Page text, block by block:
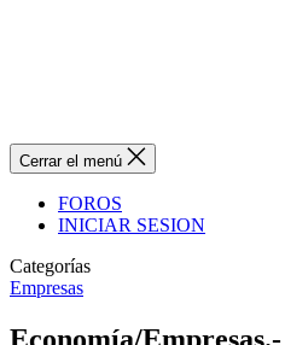
Cerrar el menú
FOROS
INICIAR SESION
Categorías
Empresas